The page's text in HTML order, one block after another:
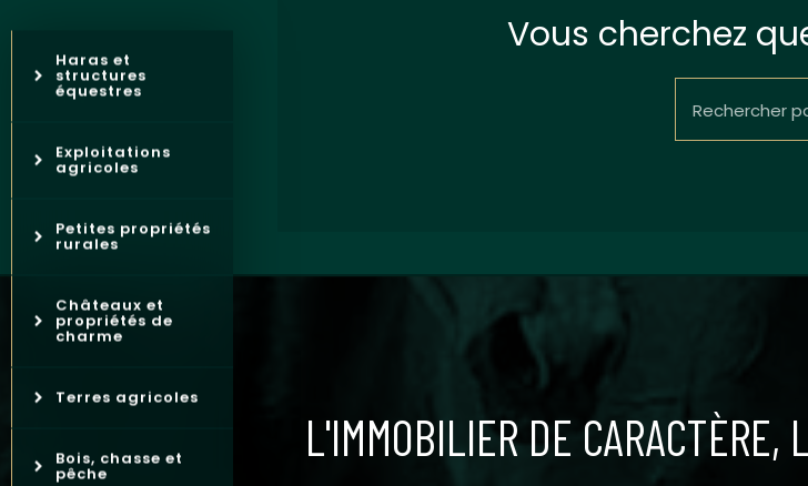
Haras et
structures
équestres
Exploitations
agricoles
Petites propriétés
rurales
Châteaux et
propriétés de
charme
Terres agricoles
Bois, chasse et
pêche
Vous cherchez
Rechercher
L'IMMOBILIER DE CARACTÈRE,